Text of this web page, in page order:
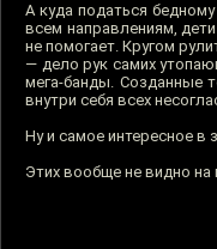
А куда податься
всем направлениям,
не помогает. Кругом
— дело рук самих
мега-банды. Созданные
внутри себя всех
Ну и самое интересное в
Этих вообще не видно